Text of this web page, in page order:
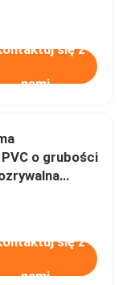
się z
nami
o grubości
się z
nami